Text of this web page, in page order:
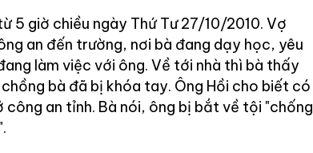
5 giờ chiều ngày Thứ Tư 27/10/2010. Vợ
an đến trường, nơi bà đang dạy học, yêu
làm việc với ông. Về tới nhà thì bà thấy
bà đã bị khóa tay. Ông Hồi cho biết có
an tỉnh. Bà nói, ông bị bắt về tội "chống